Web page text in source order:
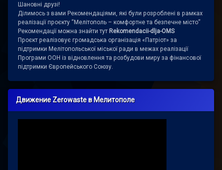
Шановні друзі!
Ділимось з вами Рекомендаціями, які були розроблені в рамках
реалізації проєкту “Мелітополь – комфортне та безпечне місто”
Рекомендації можна знайти тут Rekomendacii-dlja-OMS
Проєкт реалізовує громадська організація «Патріот» за
підтримки Мелітопольської міської ради в межах реалізації
Програми ООН із відновлення та розбудови миру за фінансової
підтримки Європейського Союзу.
Движение Zerowaste в Мелитополе